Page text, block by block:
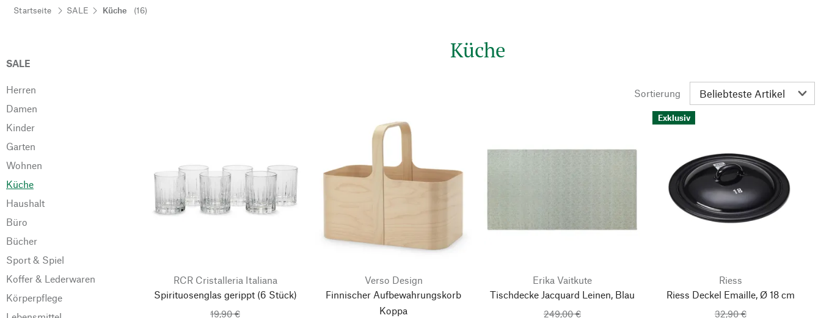
Startseite SALE Küche (16)
SALE
Herren
Damen
Kinder
Garten
Wohnen
Küche
Haushalt
Büro
Bücher
Sport & Spiel
Koffer & Lederwaren
Körperpflege
Küche
Sortierung
RCR Cristalleria Italiana
Spirituosenglas gerippt(6 Stück)
19,90 €
Verso Design
Finnischer Aufbewahrungskorb
Koppa
Erika Vaitkute
Tischdecke Jacquard Leinen, Blau
249,00 €
Exklusiv
Riess
Riess Deckel Emaille, Ø 18 cm
32,90 €